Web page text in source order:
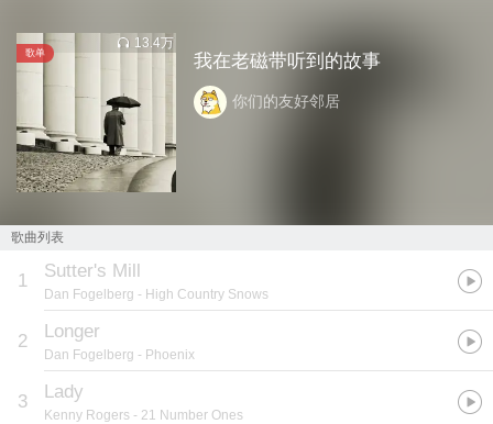
歌单
13.4万
我在老磁带听到的故事
你们的友好邻居
歌曲列表
1 Sutter's Mill
Dan Fogelberg - High Country Snows
2 Longer
Dan Fogelberg - Phoenix
3 Lady
Kenny Rogers - 21 Number Ones